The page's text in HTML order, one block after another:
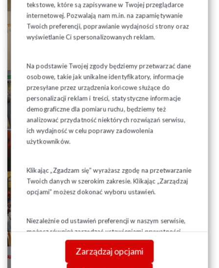
tekstowe, które są zapisywane w Twojej przeglądarce
internetowej. Pozwalają nam m.in. na zapamiętywanie
Twoich preferencji, poprawianie wydajności strony oraz
wyświetlanie Ci spersonalizowanych reklam.
Na podstawie Twojej zgody będziemy przetwarzać dane
osobowe, takie jak unikalne identyfikatory, informacje
przesyłane przez urządzenia końcowe służące do
personalizacji reklam i treści, statystyczne informacje
demograficzne dla pomiaru ruchu, będziemy też
analizować przydatność niektórych rozwiązań serwisu,
ich wydajność w celu poprawy zadowolenia
użytkowników.
Klikając „Zgadzam się” wyrażasz zgodę na przetwarzanie
Twoich danych w szerokim zakresie. Klikając „Zarządzaj
opcjami” możesz dokonać wyboru ustawień.
Niezależnie od ustawień preferencji w naszym serwisie,
możesz również zarządzać ustawieniami prywatności
swojej przeglądarki. Więcej informacji o przetwarzaniu
danych znajdziesz wPolityce prywatności.
Zarządzaj opcjami